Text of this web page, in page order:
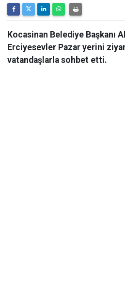
Kocasinan Belediye Başkanı
Erciyesevler Pazar yerini
vatandaşlarla sohbet etti.